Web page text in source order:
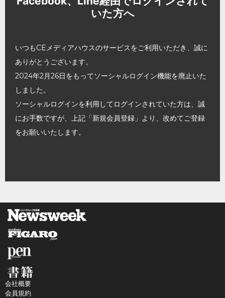
いた方へ
いつもCEメディアハウスのサービスをご利用いただき、誠に
ありがとうございます。
2024年2月26日をもってソーシャルログイン機能を廃止いた
しました。
ソーシャルログインを利用してログインされていた方は、誠
にお手数ですが、上記「新規会員登録」より、改めてご登録
をお願いいたします。
会社概要
会員規約